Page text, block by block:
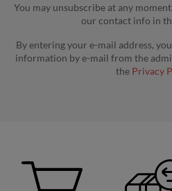
You may unsubscribe at any
our contact info in
By entering your e-mail address,
information by e-mail from the
the Privacy